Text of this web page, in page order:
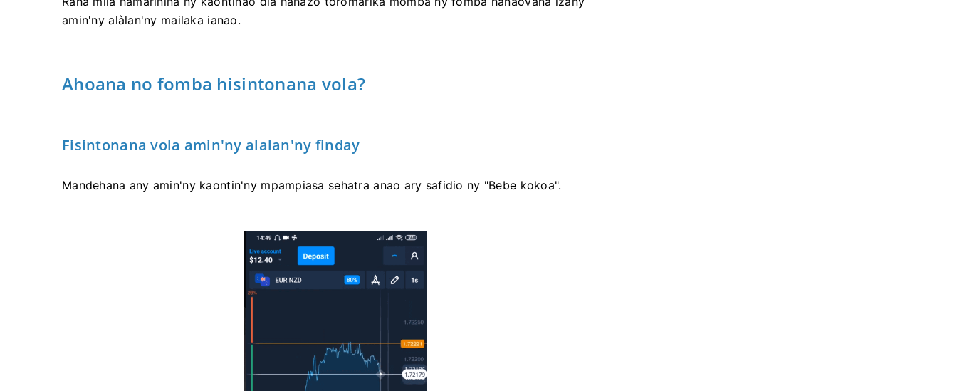
amin'ny alàlan'ny mailaka ianao.
Ahoana no fomba hisintonana vola?
Fisintonana vola amin'ny alalan'ny finday
Mandehana any amin'ny kaontin'ny mpampiasa sehatra anao ary safidio ny "Bebe kokoa".